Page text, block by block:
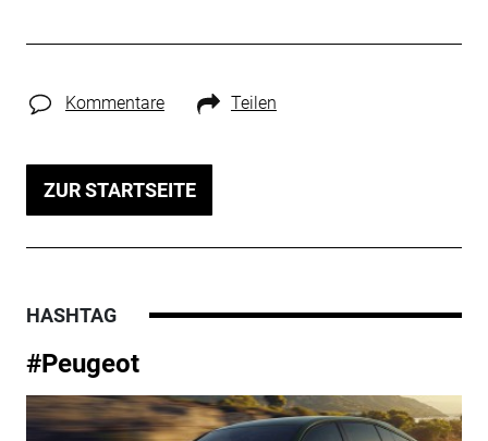
Kommentare Teilen
ZUR STARTSEITE
HASHTAG
#Peugeot